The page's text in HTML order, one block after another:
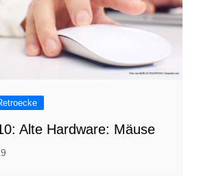
Alte Hardware: Mäuse